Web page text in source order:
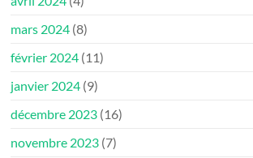
mars 2024 (8)
février 2024 (11)
janvier 2024 (9)
décembre 2023 (16)
novembre 2023 (7)